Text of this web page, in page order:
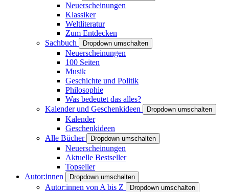
Neuerscheinungen
Klassiker
Weltliteratur
Zum Entdecken
Sachbuch
Dropdown umschalten
Neuerscheinungen
100 Seiten
Musik
Geschichte und Politik
Philosophie
Was bedeutet das alles?
Kalender und Geschenkideen
Dropdown umschalten
Kalender
Geschenkideen
Alle Bücher
Dropdown umschalten
Neuerscheinungen
Aktuelle Bestseller
Topseller
Autor:innen
Dropdown umschalten
Autor:innen von A bis Z Dropdown umschalten